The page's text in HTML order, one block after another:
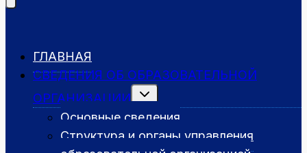
ГЛАВНАЯ
СВЕДЕНИЯ ОБ ОБРАЗОВАТЕЛЬНОЙ
ОРГАНИЗАЦИИ
Переключить
дочернее
Основные сведения
Структура и органы управления